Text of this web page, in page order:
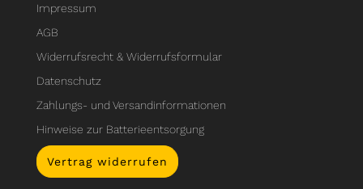
Impressum
AGB
Widerrufsrecht & Widerrufsformular
Datenschutz
Zahlungs- und Versandinformationen
Hinweise zur Batterieentsorgung
Vertrag widerrufen